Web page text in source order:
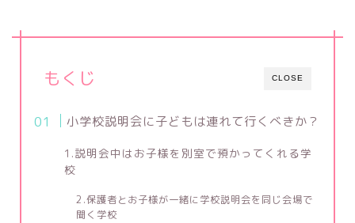
CLOSE
もくじ
小学校説明会に子どもは連れて行くべきか？
1.説明会中はお子様を別室で預かってくれる学
校
2.保護者とお子様が一緒に学校説明会を同じ会場で
聞く学校